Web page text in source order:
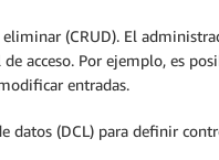
eliminar (CRUD). El
acceso. Por ejemplo, es
entradas.
(DCL) para definir